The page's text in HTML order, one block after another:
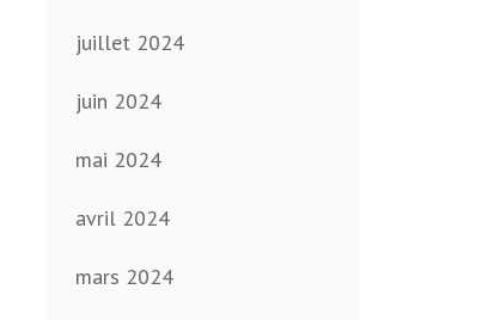
juillet 2024
juin 2024
mai 2024
avril 2024
mars 2024